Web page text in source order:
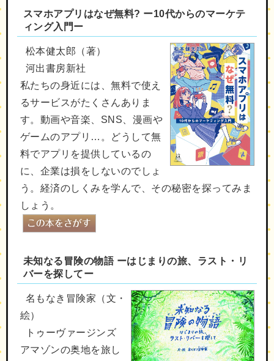
スマホアプリはなぜ無料? ー10代からのマーケテ
ィング入門ー
松本健太郎（著）
河出書房新社
私たちの身近には、無料で使え
るサービスがたくさんありま
す。動画や音楽、SNS、漫画や
ゲームのアプリ…。どうして無
料でアプリを提供しているの
に、企業は損をしないのでしょ
う。経済のしくみを学んで、その秘密を探ってみま
しょう。
未知なる冒険の物語 ーはじまりの旅、ラスト・リ
バーを探してー
名もなき冒険家（文・
絵）
トゥーヴァージンズ
アマゾンの奥地を旅し